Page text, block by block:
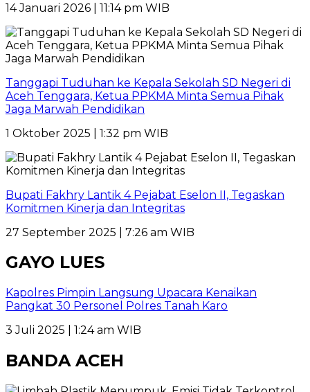
14 Januari 2026 | 11:14 pm WIB
Tanggapi Tuduhan ke Kepala Sekolah SD Negeri di
Aceh Tenggara, Ketua PPKMA Minta Semua Pihak
Jaga Marwah Pendidikan
1 Oktober 2025 | 1:32 pm WIB
Bupati Fakhry Lantik 4 Pejabat Eselon II, Tegaskan
Komitmen Kinerja dan Integritas
27 September 2025 | 7:26 am WIB
GAYO LUES
Kapolres Pimpin Langsung Upacara Kenaikan
Pangkat 30 Personel Polres Tanah Karo
3 Juli 2025 | 1:24 am WIB
BANDA ACEH